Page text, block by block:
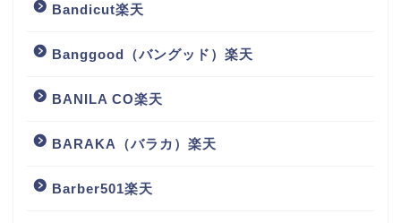
Bandicut楽天
Banggood（バングッド）楽天
BANILA CO楽天
BARAKA（バラカ）楽天
Barber501楽天